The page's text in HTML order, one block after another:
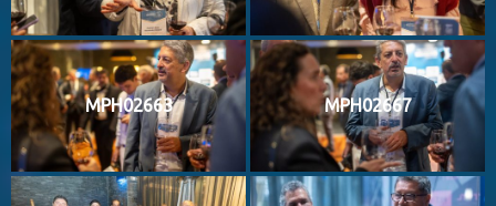
MPH02663 MPH02667